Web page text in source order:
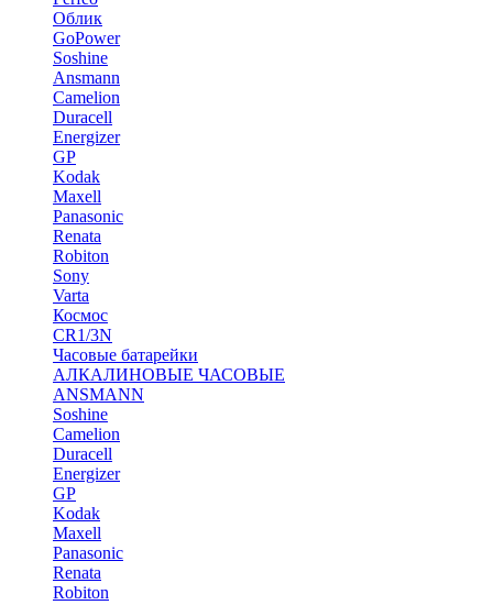
Облик
GoPower
Soshine
Ansmann
Camelion
Duracell
Energizer
GP
Kodak
Maxell
Panasonic
Renata
Robiton
Sony
Varta
Космос
CR1/3N
Часовые батарейки
АЛКАЛИНОВЫЕ ЧАСОВЫЕ
ANSMANN
Soshine
Camelion
Duracell
Energizer
GP
Kodak
Maxell
Panasonic
Renata
Robiton